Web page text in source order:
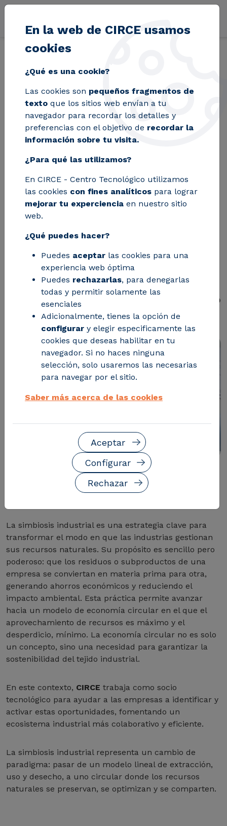
Pasar al contenido principal
Blog Simbiosis industrial: cómo convertir residuos en
Simbiosis industrial:
cómo convertir
residuos en
oportunidades y
avanzar hacia una
economía circular
eficiente
CIRCE ayuda a las empresas a
colaborar en el proyecto europeo
SYMBA a maximizar el aprovechamiento
de recursos naturales.
LA SIMBIOSIS INDUSTRIAL COMO MOTOR
DE LA ECONOMÍA CIRCULAR
La simbiosis industrial es una estrategia clave para
transformar el modo en que las industrias gestionan
sus recursos naturales. Su propósito es sencillo pero
poderoso: que los residuos o subproductos de una
empresa se conviertan en materia prima para otra,
generando ahorros económicos y reduciendo el
impacto ambiental. Esta práctica permite avanzar
hacia un modelo de economía circular en el que el
aprovechamiento de recursos es máximo y el
desperdicio, mínimo. La economía circular no es solo
un concepto, sino una necesidad para garantizar la
sostenibilidad del tejido industrial.
En este contexto, CIRCE trabaja como socio
tecnológico para ayudar a las empresas a identificar y
activar estas oportunidades, fomentando un
ecosistema industrial más colaborativo y eficiente.
La simbiosis industrial representa un cambio de
paradigma: pasar de un modelo lineal de extracción,
uso y desecho, a uno circular donde los recursos
naturales se preservan, se optimizan y se comparten.
En la web de CIRCE usamos
cookies
¿Qué es una cookie?
Las cookies son pequeños fragmentos de
texto que los sitios web envían a tu
navegador para recordar los detalles y
preferencias con el objetivo de recordar la
información sobre tu visita.
¿Para qué las utilizamos?
En CIRCE - Centro Tecnológico utilizamos
las cookies con fines analíticos para lograr
mejorar tu experciencia en nuestro sitio
web.
¿Qué puedes hacer?
Puedes aceptar las cookies para una
experiencia web óptima
Puedes rechazarlas, para denegarlas
todas y permitir solamente las
esenciales
Adicionalmente, tienes la opción de
configurar y elegir especificamente las
cookies que deseas habilitar en tu
navegador. Si no haces ninguna
selección, solo usaremos las necesarias
para navegar por el sitio.
Saber más acerca de las cookies
Rechazar
Configurar
Aceptar